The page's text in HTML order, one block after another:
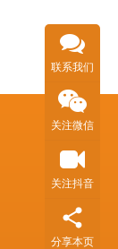
联系我们
关注微信
关注抖音
分享本页